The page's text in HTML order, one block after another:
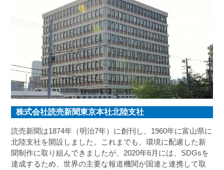
株式会社読売新聞東京本社北陸支社
読売新聞は1874年（明治7年）に創刊し、1960年に富山県に
北陸支社を開設しました。これまでも、環境に配慮した新
聞制作に取り組んできましたが、2020年6月には、SDGsを
達成するため、世界の主要な報道機関が国連と連携して取